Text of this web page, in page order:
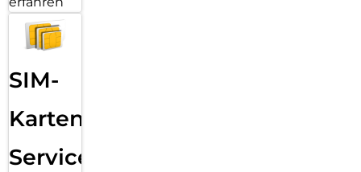
SIM-
Karten
Service: